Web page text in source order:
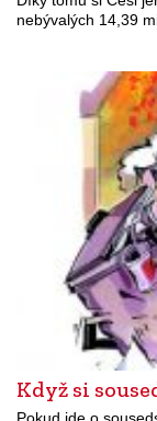
nebývalých 14,39
Když si
Pokud jde o